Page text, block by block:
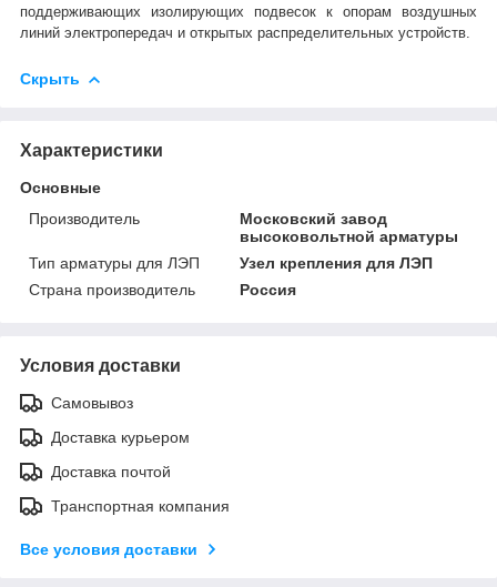
поддерживающих изолирующих подвесок к опорам воздушных
линий электропередач и открытых распределительных устройств.
Скрыть
Характеристики
Основные
Производитель
Московский завод
высоковольтной арматуры
Тип арматуры для ЛЭП
Узел крепления для ЛЭП
Страна производитель
Россия
Условия доставки
Самовывоз
Доставка курьером
Доставка почтой
Транспортная компания
Все условия доставки